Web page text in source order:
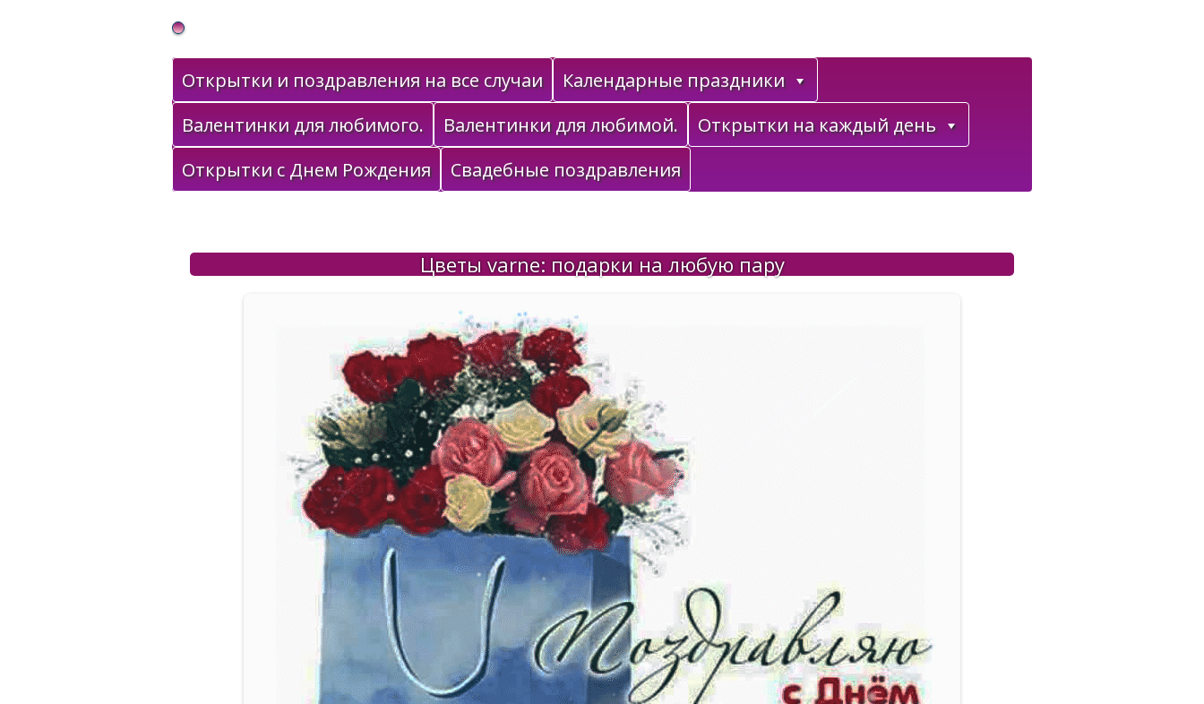
Gif Открытки в подарок
Открытки и поздравления на все случаи
Календарные праздники
Валентинки для любимого.
Валентинки для любимой.
Открытки на каждый день
Открытки с Днем Рождения
Свадебные поздравления
Цветы varne: подарки на любую пару